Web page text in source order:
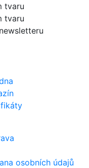
tvaru
tvaru
osobních údajů